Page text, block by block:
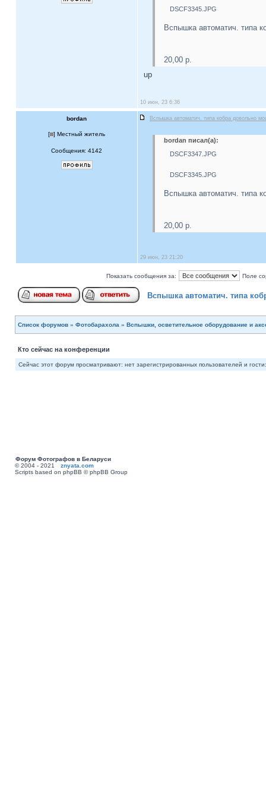
DSCF3345.JPG
Вспышка автоматич. типа
20,00 р.
up
10 июн, 23 6:36
bordan Вспышка автоматич. типа кобра довольно
[ ] Местный житель
Сообщения: 4142
bordan писал(а):
DSCF3347.JPG
DSCF3345.JPG
Вспышка автоматич. типа
20,00 р.
29 июн, 23 21:20
Показать сообщения за: Поле
Вспышка автоматич. типа
Список форумов » Фотобарахола » Вспышки, осветительное оборудование и
Кто сейчас на конференции
Сейчас этот форум просматривают: нет зарегистрированных пользователей и
Форум Фотографов в Беларуси
© 2004 - 2021 znyata.com
Scripts based on phpBB © phpBB Group